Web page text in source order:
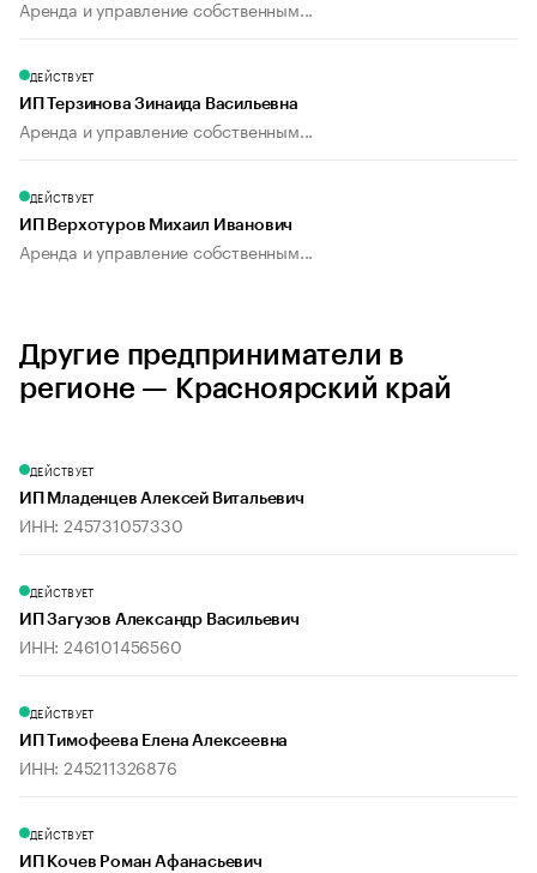
Аренда и управление собственным...
ДЕЙСТВУЕТ
ИП Терзинова Зинаида Васильевна
Аренда и управление собственным...
ДЕЙСТВУЕТ
ИП Верхотуров Михаил Иванович
Аренда и управление собственным...
Другие предприниматели в
регионе — Красноярский край
ДЕЙСТВУЕТ
ИП Младенцев Алексей Витальевич
ИНН: 245731057330
ДЕЙСТВУЕТ
ИП Загузов Александр Васильевич
ИНН: 246101456560
ДЕЙСТВУЕТ
ИП Тимофеева Елена Алексеевна
ИНН: 245211326876
ДЕЙСТВУЕТ
ИП Кочев Роман Афанасьевич